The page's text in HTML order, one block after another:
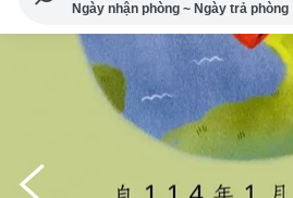
Ngày nhận phòng ~ Ngày trả phòng